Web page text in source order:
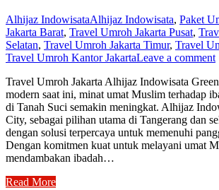
Alhijaz IndowisataAlhijaz Indowisata, Paket
Jakarta Barat, Travel Umroh Jakarta Pusat,
Selatan, Travel Umroh Jakarta Timur, Travel
Travel Umroh Kantor JakartaLeave a comment
Travel Umroh Jakarta Alhijaz Indowisata
modern saat ini, minat umat Muslim terhadap
di Tanah Suci semakin meningkat. Alhijaz
City, sebagai pilihan utama di Tangerang dan
dengan solusi terpercaya untuk memenuhi
Dengan komitmen kuat untuk melayani umat
mendambakan ibadah…
Read More